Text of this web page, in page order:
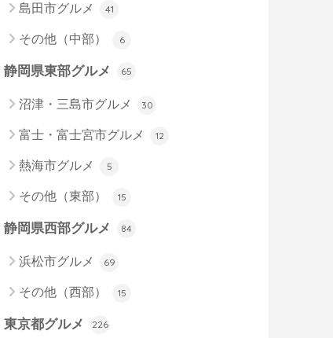
島田市グルメ 41
その他（中部） 6
静岡県東部グルメ 65
沼津・三島市グルメ 30
富士・富士宮市グルメ 12
熱海市グルメ 5
その他（東部） 15
静岡県西部グルメ 84
浜松市グルメ 69
その他（西部） 15
東京都グルメ 226